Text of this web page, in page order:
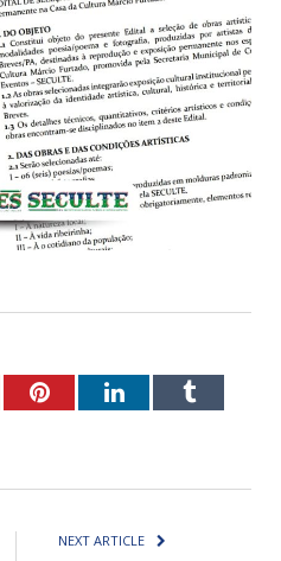
PinterestLinkedInTumblr
NEXT ARTICLE